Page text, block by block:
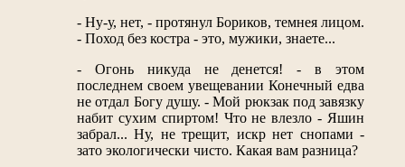
- Ну-у, нет, - протянул Бориков, темнея лицом.
- Поход без костра - это, мужики, знаете...
- Огонь никуда не денется! - в этом
последнем своем увещевании Конечный едва
не отдал Богу душу. - Мой рюкзак под завязку
набит сухим спиртом! Что не влезло - Яшин
забрал... Ну, не трещит, искр нет снопами -
зато экологически чисто. Какая вам разница?